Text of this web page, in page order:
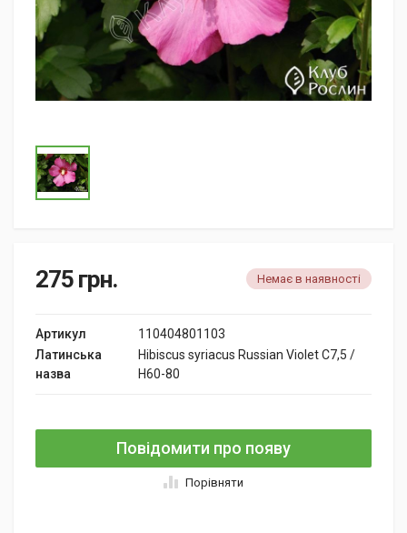
275 грн. Немає в наявності
Артикул
110404801103
Латинська
назва
Hibiscus syriacus Russian Violet C7,5 /
H60-80
Повідомити про появу
Порівняти